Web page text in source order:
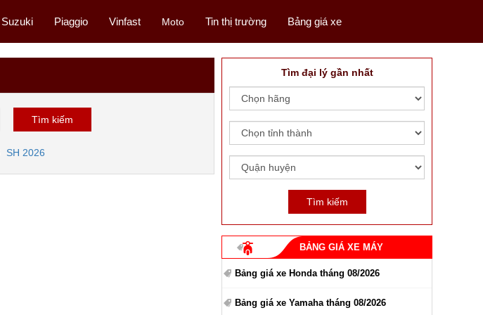
Suzuki Piaggio Vinfast Moto Tin thị trường Bảng giá xe
SH 2026
Tìm đại lý gần nhất
BẢNG GIÁ XE MÁY
Bảng giá xe Honda tháng 08/2026
Bảng giá xe Yamaha tháng 08/2026